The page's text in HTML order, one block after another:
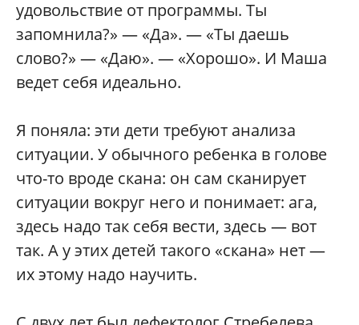
удовольствие от программы. Ты
запомнила?» — «Да». — «Ты даешь
слово?» — «Даю». — «Хорошо». И Маша
ведет себя идеально.
Я поняла: эти дети требуют анализа
ситуации. У обычного ребенка в голове
что-то вроде скана: он сам сканирует
ситуации вокруг него и понимает: ага,
здесь надо так себя вести, здесь — вот
так. А у этих детей такого «скана» нет —
их этому надо научить.